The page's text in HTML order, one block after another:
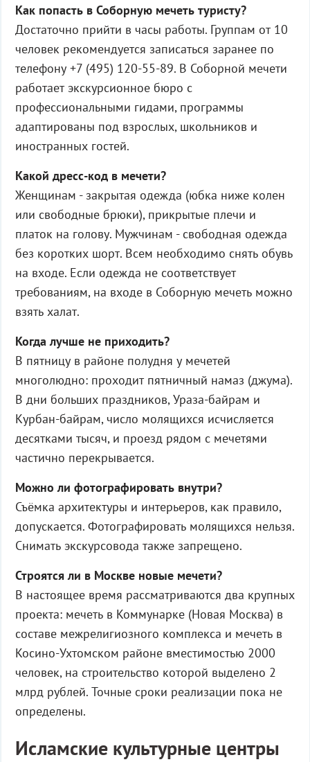
Как попасть в Соборную мечеть туристу?
Достаточно прийти в часы работы. Группам от 10
человек рекомендуется записаться заранее по
телефону +7 (495) 120-55-89. В Соборной мечети
работает экскурсионное бюро с
профессиональными гидами, программы
адаптированы под взрослых, школьников и
иностранных гостей.
Какой дресс-код в мечети?
Женщинам - закрытая одежда (юбка ниже колен
или свободные брюки), прикрытые плечи и
платок на голову. Мужчинам - свободная одежда
без коротких шорт. Всем необходимо снять обувь
на входе. Если одежда не соответствует
требованиям, на входе в Соборную мечеть можно
взять халат.
Когда лучше не приходить?
В пятницу в районе полудня у мечетей
многолюдно: проходит пятничный намаз (джума).
В дни больших праздников, Ураза-байрам и
Курбан-байрам, число молящихся исчисляется
десятками тысяч, и проезд рядом с мечетями
частично перекрывается.
Можно ли фотографировать внутри?
Съёмка архитектуры и интерьеров, как правило,
допускается. Фотографировать молящихся нельзя.
Снимать экскурсовода также запрещено.
Строятся ли в Москве новые мечети?
В настоящее время рассматриваются два крупных
проекта: мечеть в Коммунарке (Новая Москва) в
составе межрелигиозного комплекса и мечеть в
Косино-Ухтомском районе вместимостью 2000
человек, на строительство которой выделено 2
млрд рублей. Точные сроки реализации пока не
определены.
Исламские культурные центры